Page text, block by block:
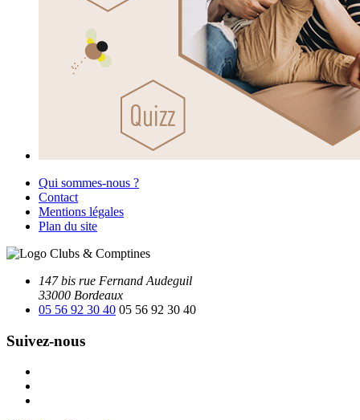
Qui sommes-nous ?
Contact
Mentions légales
Plan du site
147 bis rue Fernand Audeguil
33000 Bordeaux
05 56 92 30 40 05 56 92 30 40
Suivez-nous